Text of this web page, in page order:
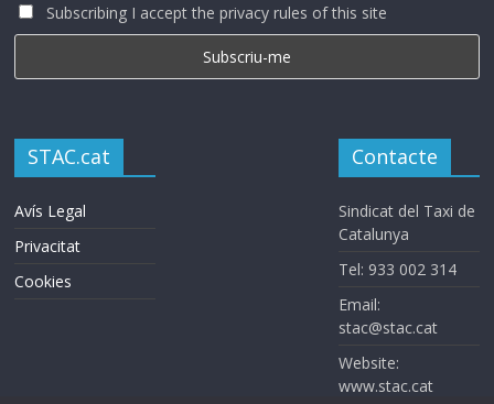
Subscribing I accept the privacy rules of this site
STAC.cat
Avís Legal
Privacitat
Cookies
Contacte
Sindicat del Taxi de
Catalunya
Tel: 933 002 314
Email:
stac@stac.cat
Website:
www.stac.cat